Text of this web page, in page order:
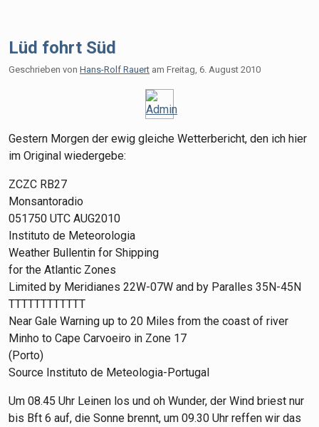
Lüd fohrt Süd
Geschrieben von Hans-Rolf Rauert am Freitag, 6. August 2010
Gestern Morgen der ewig gleiche Wetterbericht, den ich hier
im Original wiedergebe:
ZCZC RB27
Monsantoradio
051750 UTC AUG2010
Instituto de Meteorologia
Weather Bullentin for Shipping
for the Atlantic Zones
Limited by Meridianes 22W-07W and by Paralles 35N-45N
TTTTTTTTTTTT
Near Gale Warning up to 20 Miles from the coast of river
Minho to Cape Carvoeiro in Zone 17
(Porto)
Source Instituto de Meteologia-Portugal
Um 08.45 Uhr Leinen los und oh Wunder, der Wind briest nur
bis Bft 6 auf, die Sonne brennt, um 09.30 Uhr reffen wir das